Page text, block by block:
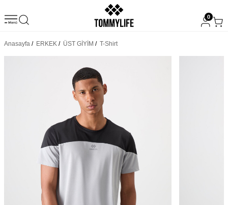
0
Anasayfa / ERKEK / ÜST GİYİM / T-Shirt